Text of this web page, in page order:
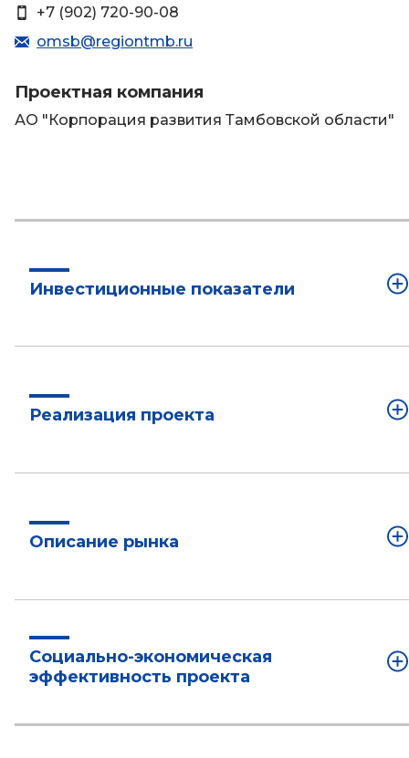
+7 (902) 720-90-08
omsb@regiontmb.ru
Проектная компания
АО "Корпорация развития Тамбовской области"
Инвестиционные показатели
Реализация проекта
Описание рынка
Социально-экономическая
эффективность проекта